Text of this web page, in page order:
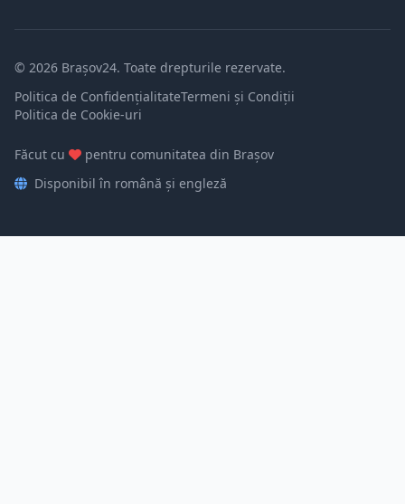
© 2026 Brașov24. Toate drepturile rezervate.
Politica de ConfidențialitateTermeni și Condiții
Politica de Cookie-uri
Făcut cu
pentru comunitatea din Brașov
Disponibil în română și engleză